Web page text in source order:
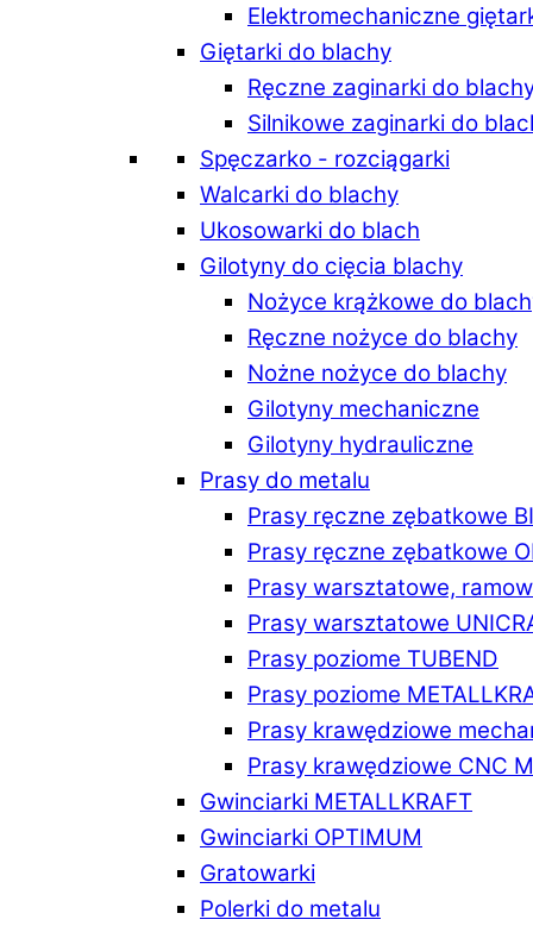
Elektromechaniczne
Giętarki do blachy
Ręczne zaginarki do
Silnikowe zaginarki do
Spęczarko - rozciągarki
Walcarki do blachy
Ukosowarki do blach
Gilotyny do cięcia blachy
Nożyce krążkowe do
Ręczne nożyce do blachy
Nożne nożyce do blachy
Gilotyny mechaniczne
Gilotyny hydrauliczne
Prasy do metalu
Prasy ręczne zębatkowe
Prasy ręczne zębatkowe
Prasy warsztatowe,
Prasy warsztatowe
Prasy poziome TUBEND
Prasy poziome
Prasy krawędziowe
Prasy krawędziowe CNC
Gwinciarki METALLKRAFT
Gwinciarki OPTIMUM
Gratowarki
Polerki do metalu